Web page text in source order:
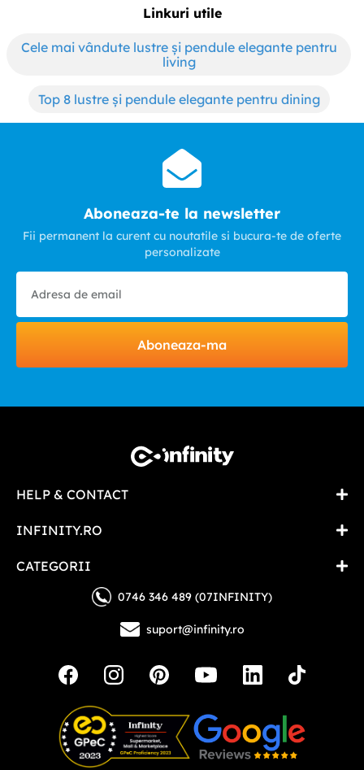
Linkuri utile
Cele mai vândute lustre și pendule elegante pentru
living
Top 8 lustre și pendule elegante pentru dining
Aboneaza-te la newsletter
Fii permanent la curent cu noutatile si bucura-te de oferte
personalizate
Aboneaza-ma
HELP & CONTACT
INFINITY.RO
CATEGORII
0746 346 489 (07INFINITY)
suport@infinity.ro